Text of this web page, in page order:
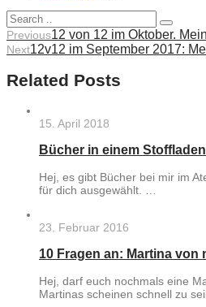
Previous12 von 12 im Oktober.
Next12v12 im September 2017:
Related Posts
15. April 2018
Bücher in einem
Hej, es gibt Bücher bei mir im
für dich ausgewählt. …
23. Februar 2016
10 Fragen an: Martina von
Hej, darf euch nochmals eine
Martinas scheinen schnell zu